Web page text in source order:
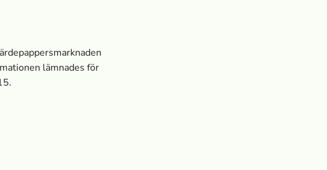
lämnades för